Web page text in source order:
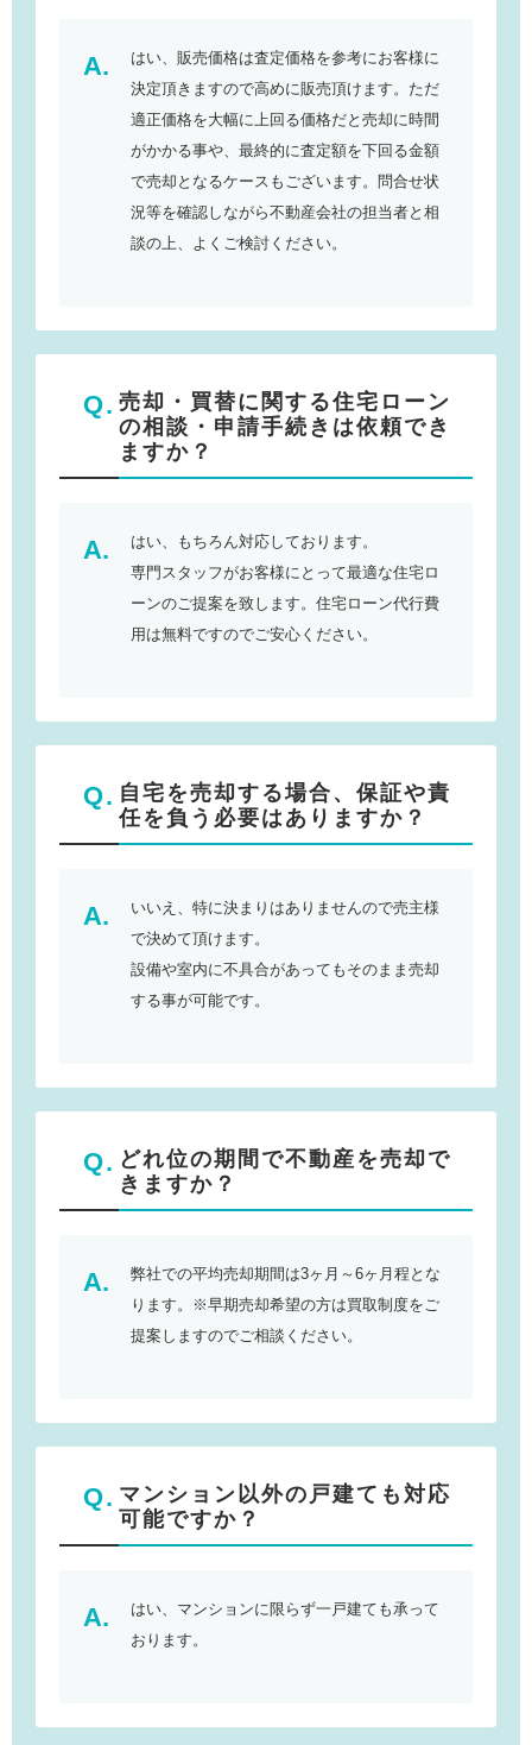
はい、販売価格は査定価格を参考にお客様に
決定頂きますので高めに販売頂けます。ただ
適正価格を大幅に上回る価格だと売却に時間
がかかる事や、最終的に査定額を下回る金額
で売却となるケースもございます。問合せ状
況等を確認しながら不動産会社の担当者と相
談の上、よくご検討ください。
売却・買替に関する住宅ローン
の相談・申請手続きは依頼でき
ますか？
はい、もちろん対応しております。
専門スタッフがお客様にとって最適な住宅ロ
ーンのご提案を致します。住宅ローン代行費
用は無料ですのでご安心ください。
自宅を売却する場合、保証や責
任を負う必要はありますか？
いいえ、特に決まりはありませんので売主様
で決めて頂けます。
設備や室内に不具合があってもそのまま売却
する事が可能です。
どれ位の期間で不動産を売却で
きますか？
弊社での平均売却期間は3ヶ月～6ヶ月程とな
ります。※早期売却希望の方は買取制度をご
提案しますのでご相談ください。
マンション以外の戸建ても対応
可能ですか？
はい、マンションに限らず一戸建ても承って
おります。